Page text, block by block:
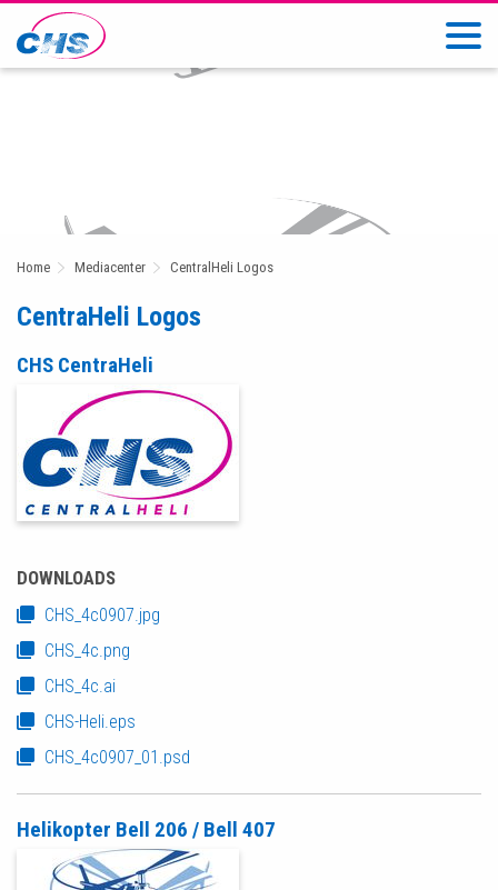
Home Mediacenter CentralHeli Logos
CentraHeli Logos
CHS CentraHeli
DOWNLOADS
CHS_4c0907.jpg
CHS_4c.png
CHS_4c.ai
CHS-Heli.eps
CHS_4c0907_01.psd
Helikopter Bell 206 / Bell 407